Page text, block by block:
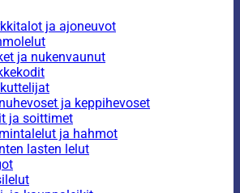
ja ajoneuvot
ja nukenvaunut
ja keppihevoset
ja soittimet
ja hahmot
lasten lelut